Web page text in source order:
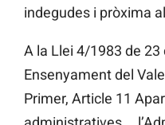
indegudes i pròxima
A la Llei 4/1983 de 23
Ensenyament del
Primer, Article 11